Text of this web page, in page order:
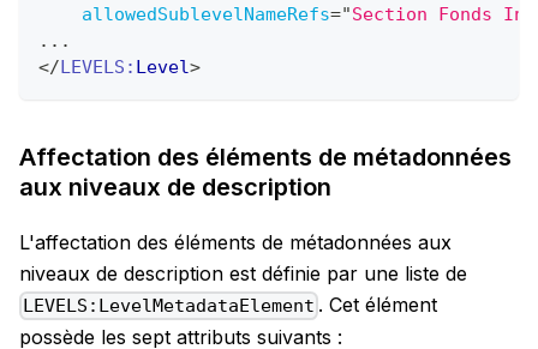
allowedSublevelNameRefs="Section Fonds
...
</LEVELS: Level>
Affectation des éléments de métadonnées
aux niveaux de description
L'affectation des éléments de métadonnées aux
niveaux de description est définie par une liste de
LEVELS:LevelMetadataElement . Cet élément
possède les sept attributs suivants :